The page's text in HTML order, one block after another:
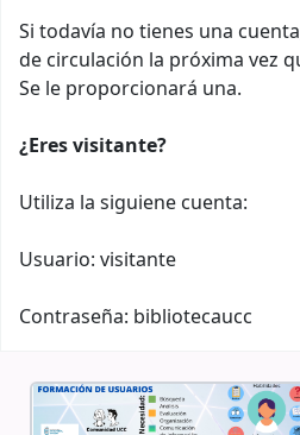
Si todavía no tienes una
de circulación la próxima vez
Se le proporcionará una.
¿Eres visitante?
Utiliza la siguiene cuenta:
Usuario: visitante
Contraseña: bibliotecaucc